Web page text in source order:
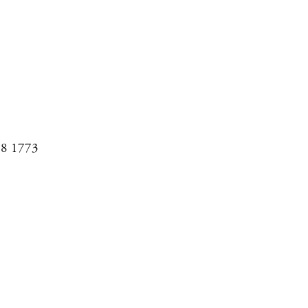
1773